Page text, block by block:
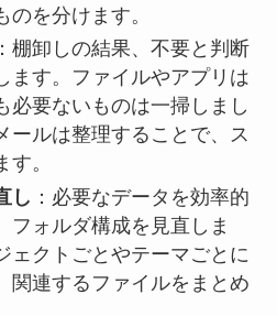
を分けます。
棚卸しの結果、不要と判断
ます。ファイルやアプリは
必要ないものは一掃しまし
ールは整理することで、ス
す。
し ：必要なデータを効率的
フォルダ構成を見直しま
ェクトごとやテーマごとに
関連するファイルをまとめ